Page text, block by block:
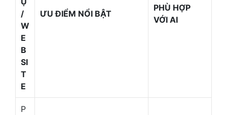
/
W
E
B
SI
T
E
ƯU ĐIỂM NỔI BẬT
PHÙ HỢP
VỚI AI
P